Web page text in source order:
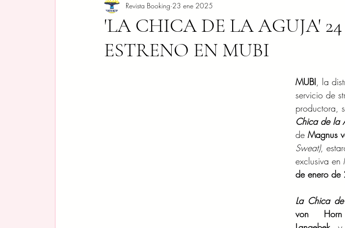
NEGOCIOS/TECNOLOGÍA MAMÁS Y BEBÉS
'LA CHICA DE LA AGUJA'
ESTRENO EN MUBI
Revista Booking 23 ene 2025
MUBI, la
servicio de
productora,
Chica de la
de Magnus
Sweat),
exclusiva en
de enero
La Chica
von Horn